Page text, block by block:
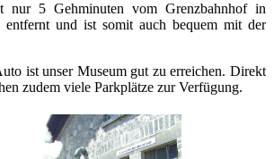
nur 5 Gehminuten vom Grenzbahnhof in
entfernt und ist somit auch bequem mit der
ist unser Museum gut zu erreichen. Direkt
zudem viele Parkplätze zur Verfügung.